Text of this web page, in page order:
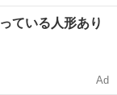
プライベートレッ
ンに悩まなく
ている人形あり
Ad